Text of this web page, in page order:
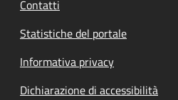
Contatti
Statistiche del portale
Informativa privacy
Dichiarazione di accessibilità